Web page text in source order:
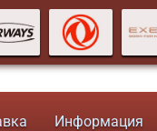
Информация